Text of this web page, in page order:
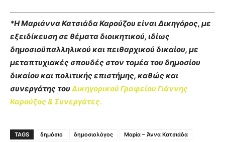
*Η Μαριάννα Κατσιάδα Καρούζου είναι Δικηγόρος, με
εξειδίκευση σε θέματα διοικητικού, ιδίως
δημοσιοϋπαλληλικού και πειθαρχικού δικαίου, με
μεταπτυχιακές σπουδές στον τομέα του δημοσίου
δικαίου και πολιτικής επιστήμης, καθώς και
συνεργάτης του Δικηγορικού Γραφείου Γιάννης
Καρούζος & Συνεργάτες.
TAGS δημόσιο δημοσιολόγος
Μαρία – Άννα Κατσιάδα